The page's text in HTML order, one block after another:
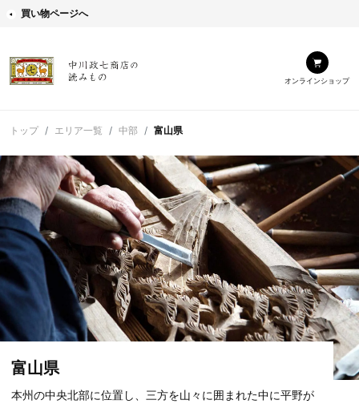
買い物ページへ
オンラインショップ
トップ エリア一覧 中部 富山県
富山県
本州の中央北部に位置し、三方を山々に囲まれた中に平野が